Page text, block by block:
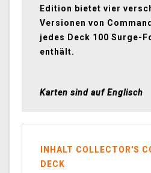
Edition bietet vier
Versionen von
jedes Deck 100 Surge-
enthält.
Karten sind auf Englisch
INHALT COLLECTOR'S
DECK